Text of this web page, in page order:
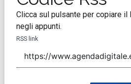
Clicca sul pulsante per copiare il
negli appunti.
RSS link